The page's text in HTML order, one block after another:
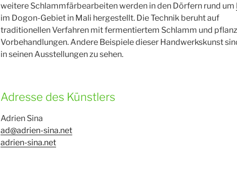
weitere Schlammfärbearbeiten werden in den Dörfern rund um
im Dogon-Gebiet in Mali hergestellt. Die Technik beruht auf
traditionellen Verfahren mit fermentiertem Schlamm und
Vorbehandlungen. Andere Beispiele dieser Handwerkskunst
in seinen Ausstellungen zu sehen.
Adresse des Künstlers
Adrien Sina
ad@adrien-sina.net
adrien-sina.net